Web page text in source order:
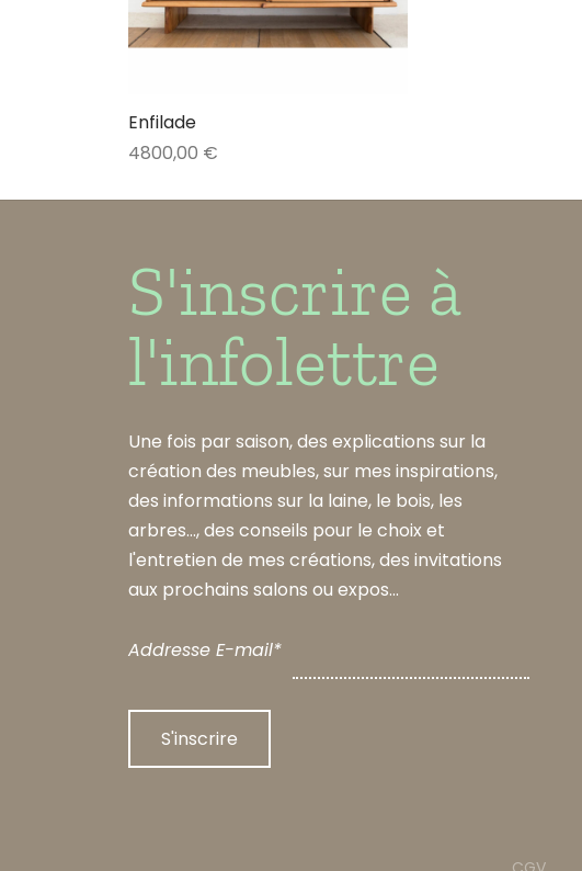
Enfilade
4800,00 €
S'inscrire à
l'infolettre
Une fois par saison, des explications sur la
création des meubles, sur mes inspirations,
des informations sur la laine, le bois, les
arbres..., des conseils pour le choix et
l'entretien de mes créations, des invitations
aux prochains salons ou expos...
Addresse E-mail*